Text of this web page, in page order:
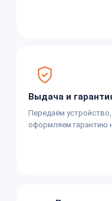
Выдача и
Передаём
оформляем гарантию